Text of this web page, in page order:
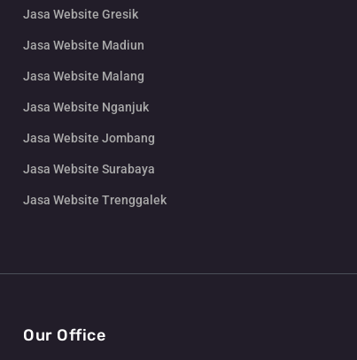
Jasa Website Gresik
Jasa Website Madiun
Jasa Website Malang
Jasa Website Nganjuk
Jasa Website Jombang
Jasa Website Surabaya
Jasa Website Trenggalek
Our Office